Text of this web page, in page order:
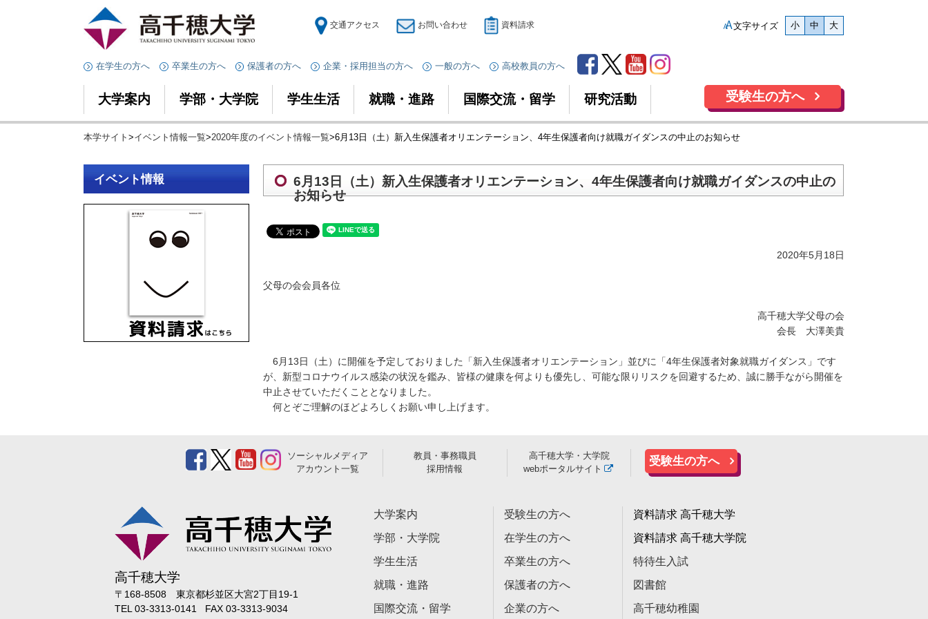
交通アクセス お問い合わせ 資料請求 小 中 大
文字サイズ
在学生の方へ 卒業生の方へ 保護者の方へ 企業・採用担当の方へ 一般の方へ 高校教員の方へ
大学案内 学部・大学院 学生生活 就職・進路 国際交流・留学 研究活動 受験生の方へ
本学サイト >イベント情報一覧>2020年度のイベント情報一覧>6月13日（土）新入生保護者オリエンテーション、4年生保護者向け就職ガイダンスの中止のお知らせ
イベント情報
6月13日（土）新入生保護者オリエンテーション、4年生保護者向け就職ガイダンスの中止の
お知らせ
2020年5月18日
父母の会会員各位
高千穂大学父母の会
会長 大澤美貴
6月13日（土）に開催を予定しておりました「新入生保護者オリエンテーション」並びに「4年生保護者対象就職ガイダンス」です
が、新型コロナウイルス感染の状況を鑑み、皆様の健康を何よりも優先し、可能な限りリスクを回避するため、誠に勝手ながら開催を
中止させていただくこととなりました。
何とぞご理解のほどよろしくお願い申し上げます。
ソーシャルメディア
アカウント一覧
教員・事務職員
採用情報
高千穂大学・大学院
webポータルサイト
受験生の方へ
高千穂大学
〒168-8508 東京都杉並区大宮2丁目19-1
TEL 03-3313-0141 FAX 03-3313-9034
大学案内
学部・大学院
学生生活
就職・進路
国際交流・留学
受験生の方へ
在学生の方へ
卒業生の方へ
保護者の方へ
企業の方へ
資料請求 高千穂大学
資料請求 高千穂大学院
特待生入試
図書館
高千穂幼稚園